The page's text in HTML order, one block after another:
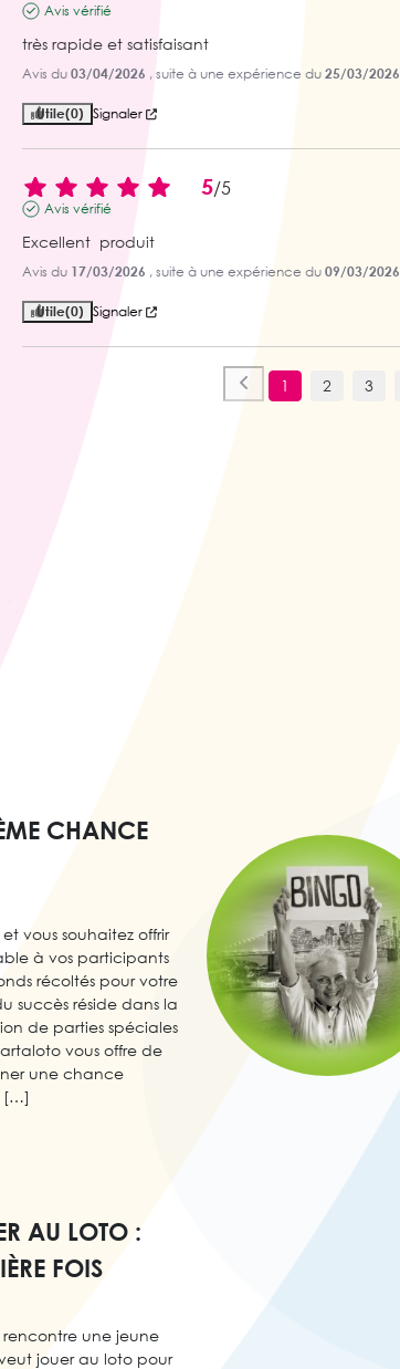
Avis vérifié
très rapide et satisfaisant
Avis du 03/04/2026 , suite à une expérience du 25/03/2026
Utile(0) Signaler
5/5
Avis vérifié
Excellent  produit
Avis du 17/03/2026 , suite à une expérience du 09/03/2026
Utile(0) Signaler
1 2 3
CHANCE
vous souhaitez offrir
à vos participants
récoltés pour votre
succès réside dans la
de parties spéciales
vous offre de
une chance
[…]
AU LOTO :
FOIS
une jeune
jouer au loto pour